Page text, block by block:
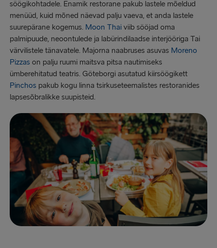
söögikohtadele. Enamik restorane pakub lastele mõeldud
menüüd, kuid mõned näevad palju vaeva, et anda lastele
suurepärane kogemus. Moon Thai viib sööjad oma
palmipuude, neoontulede ja labürindilaadse interjööriga Tai
värvilistele tänavatele. Majorna naabruses asuvas Moreno
Pizzas on palju ruumi maitsva pitsa nautimiseks
ümberehitatud teatris. Göteborgi asutatud kiirsöögikett
Pinchos pakub kogu linna tsirkuseteemalistes restoranides
lapsesõbralikke suupisteid.